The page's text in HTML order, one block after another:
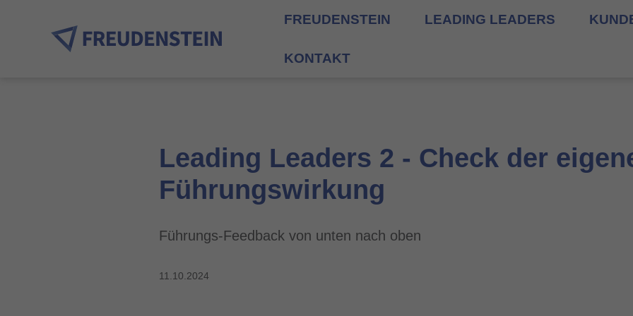
FREUDENSTEIN LEADING LEADERS
KONTAKT
Leading Leaders 2 - Check der
Führungswirkung
Führungs-Feedback von unten nach oben
11.10.2024